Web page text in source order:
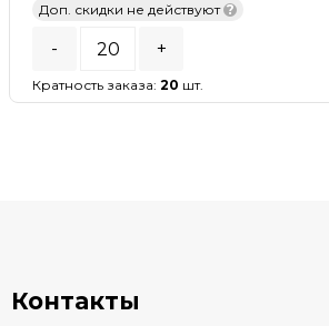
Доп. скидки не действуют ?
- +
Кратность заказа: 20 шт.
Контакты